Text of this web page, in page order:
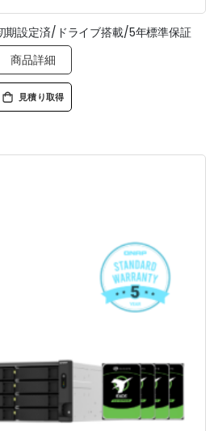
設定済/ドライブ搭載/5年標準保証
商品詳細
見積り取得